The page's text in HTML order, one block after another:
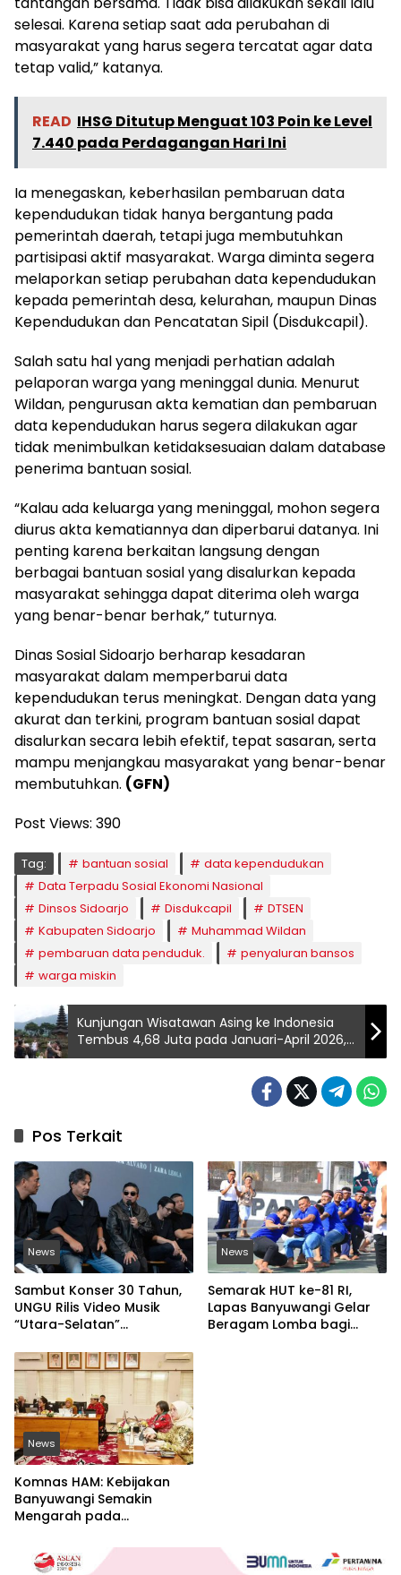
selesai. Karena setiap saat ada perubahan di
masyarakat yang harus segera tercatat agar data
tetap valid,” katanya.
READ IHSG Ditutup Menguat 103 Poin ke Level
7.440 pada Perdagangan Hari Ini
Ia menegaskan, keberhasilan pembaruan data
kependudukan tidak hanya bergantung pada
pemerintah daerah, tetapi juga membutuhkan
partisipasi aktif masyarakat. Warga diminta segera
melaporkan setiap perubahan data kependudukan
kepada pemerintah desa, kelurahan, maupun Dinas
Kependudukan dan Pencatatan Sipil (Disdukcapil).
Salah satu hal yang menjadi perhatian adalah
pelaporan warga yang meninggal dunia. Menurut
Wildan, pengurusan akta kematian dan pembaruan
data kependudukan harus segera dilakukan agar
tidak menimbulkan ketidaksesuaian dalam database
penerima bantuan sosial.
“Kalau ada keluarga yang meninggal, mohon segera
diurus akta kematiannya dan diperbarui datanya. Ini
penting karena berkaitan langsung dengan
berbagai bantuan sosial yang disalurkan kepada
masyarakat sehingga dapat diterima oleh warga
yang benar-benar berhak,” tuturnya.
Dinas Sosial Sidoarjo berharap kesadaran
masyarakat dalam memperbarui data
kependudukan terus meningkat. Dengan data yang
akurat dan terkini, program bantuan sosial dapat
disalurkan secara lebih efektif, tepat sasaran, serta
mampu menjangkau masyarakat yang benar-benar
membutuhkan. (GFN)
Post Views: 390
Tag: bantuan sosial
data kependudukan
Data Terpadu Sosial Ekonomi Nasional
Dinsos Sidoarjo
Disdukcapil
DTSEN
Kabupaten Sidoarjo
Muhammad Wildan
pembaruan data penduduk.
penyaluran bansos
warga miskin
Kunjungan Wisatawan Asing ke Indonesia
Tembus 4,68 Juta pada Januari-April 2026,
Tertinggi Sejak 2020
Pos Terkait
News
Sambut Konser 30 Tahun,
UNGU Rilis Video Musik
“Utara-Selatan”
News
Semarak HUT ke-81 RI,
Lapas Banyuwangi Gelar
Beragam Lomba bagi
News
Komnas HAM: Kebijakan
Banyuwangi Semakin
Mengarah pada